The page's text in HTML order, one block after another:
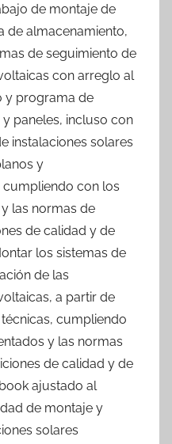
de montaje de
de almacenamiento,
de seguimiento de
con arreglo al
y programa de
paneles, incluso con
instalaciones solares
y
cumpliendo con los
las normas de
de calidad y de
los sistemas de
de las
a partir de
cumpliendo
y las normas
de calidad y de
ajustado al
de montaje y
solares